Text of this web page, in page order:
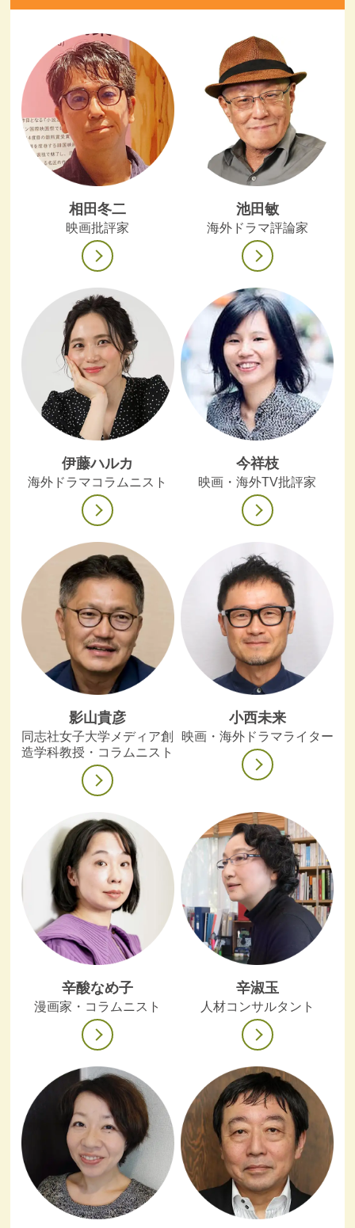
相田冬二
映画批評家
池田敏
海外ドラマ評論家
伊藤ハルカ
海外ドラマコラムニスト
今祥枝
映画・海外TV批評家
影山貴彦
同志社女子大学メディア創
造学科教授・コラムニスト
小西未来
映画・海外ドラマライター
辛酸なめ子
漫画家・コラムニスト
辛淑玉
人材コンサルタント